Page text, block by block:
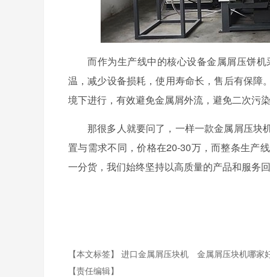
而作为生产线中的核心设备金属屑压饼
温，减少设备损耗，使用寿命长，售后有保障
境下进行，有效避免金属屑外流，避免二次污
那很多人就要问了，一样一款金属屑压块
置与需求不同，价格在20-30万，而整条生产
一分货，我们始终坚持以高质量的产品和服务
【本文标签】 进口金属屑压块机
金属屑压块机哪家
【责任编辑】